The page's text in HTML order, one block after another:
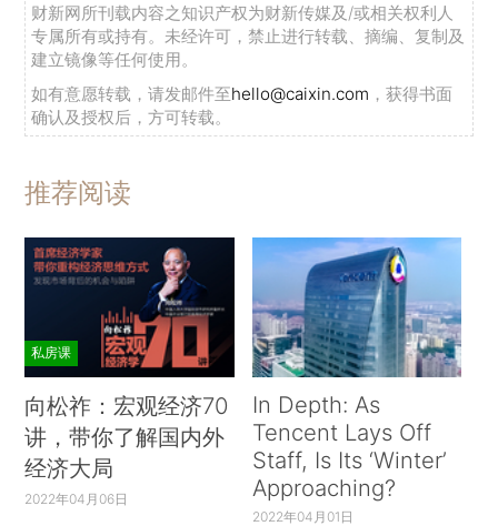
财新网所刊载内容之知识产权为财新传媒及/或相关权利人
专属所有或持有。未经许可，禁止进行转载、摘编、复制及
建立镜像等任何使用。
如有意愿转载，请发邮件至hello@caixin.com ，获得书面
确认及授权后，方可转载。
推荐阅读
私房课
向松祚：宏观经济70
讲，带你了解国内外
经济大局
2022年04月06日
In Depth: As
Tencent Lays Off
Staff, Is Its ‘Winter’
Approaching?
2022年04月01日